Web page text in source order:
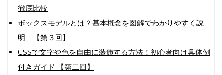
徹底比較
ボックスモデルとは？基本概念を図解でわかりやすく説
明 【第３回】
CSSで文字や色を自由に装飾する方法！初心者向け具体例
付きガイド 【第二回】